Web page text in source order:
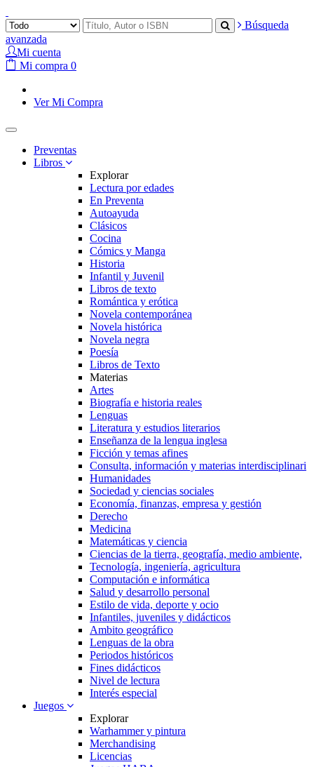
Búsqueda
avanzada
Mi cuenta
Mi compra 0
Ver Mi Compra
Preventas
Libros
Explorar
Lectura por edades
En Preventa
Autoayuda
Clásicos
Cocina
Cómics y Manga
Historia
Infantil y Juvenil
Libros de texto
Romántica y erótica
Novela contemporánea
Novela histórica
Novela negra
Poesía
Libros de Texto
Materias
Artes
Biografía e historia reales
Lenguas
Literatura y estudios literarios
Enseñanza de la lengua inglesa
Ficción y temas afines
Consulta, información y materias interdisciplinari
Humanidades
Sociedad y ciencias sociales
Economía, finanzas, empresa y gestión
Derecho
Medicina
Matemáticas y ciencia
Ciencias de la tierra, geografía, medio ambiente,
Tecnología, ingeniería, agricultura
Computación e informática
Salud y desarrollo personal
Estilo de vida, deporte y ocio
Infantiles, juveniles y didácticos
Ambito geográfico
Lenguas de la obra
Periodos históricos
Fines didácticos
Nivel de lectura
Interés especial
Juegos
Explorar
Warhammer y pintura
Merchandising
Licencias